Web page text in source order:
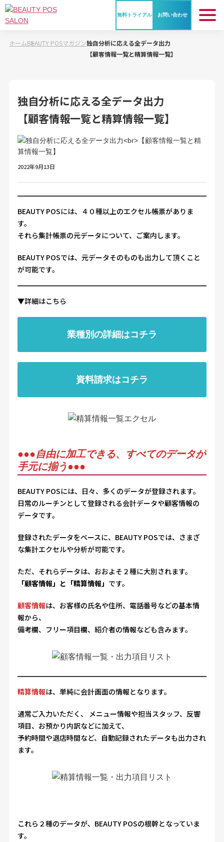
無料トライアル お問い合わせ
BEAUTY POS とは
機能紹介
ご利用料金
ご利用までの流れ
導入事例
会社概要プライバシーポリシー個人情報保護方針
ホームBEAUTY POSマガジン独自分析に応える全データ出力
【顧客情報一覧と精算情報一覧】
独自分析に応える全データ出力
【顧客情報一覧と精算情報一覧】
2022年9月13日
BEAUTY POSには、４０種以上のエクセル帳票がありま
す。
それら集計帳票の元データについて、ご案内します。
BEAUTY POSでは、元データそのものも出力して頂くこと
が可能です。
▼詳細はこちら
業種別の詳細はコチラ
資料請求はコチラ
●●●自由に加工できる、すべてのデータが
手元に揃う●●●
BEAUTY POSには、日々、多くのデータが登録されます。
日常のルーチンとして登録される会計データや顧客情報の
データです。
登録されたデータをベースに、BEAUTY POSでは、さまざ
な集計エクセルや分析が可能です。
ただ、それらデータは、おおよそ２種に大別されます。
「顧客情報」と「精算情報」 です。
顧客情報は、お客様の氏名や住所、電話番号などの基本情
報から、
備考欄、フリー項目欄、紹介者の情報なども含みます。
精算情報は、単純に会計画面の情報となります。
通常ご入力いただく、 メニュー情報や担当スタッフ、反響
項目、お預かり内訳などに加えて、
予約時間や退店時間など、自動記録されたデータも出力され
ます。
これら２種のデータが、BEAUTY POSの根幹となっていま
す。